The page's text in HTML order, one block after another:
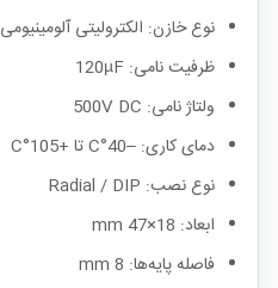
نوع خازن: الکترولیتی آلومینیومی
ظرفیت نامی: 120µF
ولتاژ نامی: 500V DC
دمای کاری: –40°C تا +105°C
نوع نصب: Radial / DIP
ابعاد: 18×47 mm
فاصله پایه‌ها: 8 mm